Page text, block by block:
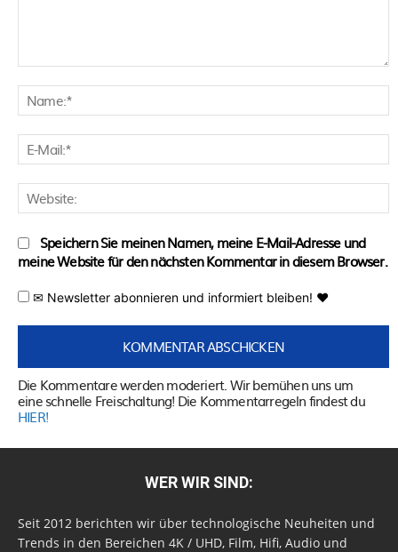
Speichern Sie meinen Namen, meine E-Mail-Adresse und
meine Website für den nächsten Kommentar in diesem Browser.
✉ Newsletter abonnieren und informiert bleiben! ♥
Die Kommentare werden moderiert. Wir bemühen uns um
eine schnelle Freischaltung! Die Kommentarregeln findest du
HIER!
WER WIR SIND:
Seit 2012 berichten wir über technologische Neuheiten und
Trends in den Bereichen 4K / UHD, Film, Hifi, Audio und